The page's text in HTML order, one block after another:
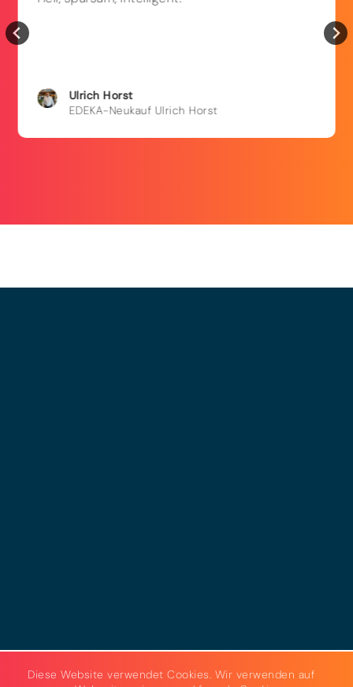
Ulrich Horst
EDEKA-Neukauf Ulrich Horst
Diese Website verwendet Cookies. Wir verwenden auf